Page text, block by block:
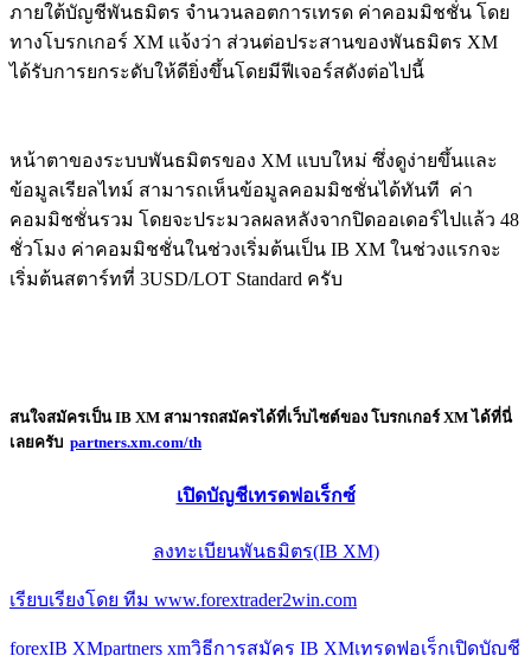
ภายใต้บัญชีพันธมิตร จำนวนลอตการเทรด ค่าคอมมิชชั่น โดย
ทางโบรกเกอร์ XM แจ้งว่า ส่วนต่อประสานของพันธมิตร XM
ได้รับการยกระดับให้ดียิ่งขึ้นโดยมีฟีเจอร์สดังต่อไปนี้
หน้าตาของระบบพันธมิตรของ XM แบบใหม่ ซึ่งดูง่ายขึ้นและ
ข้อมูลเรียลไทม์ สามารถเห็นข้อมูลคอมมิชชั่นได้ทันที ค่า
คอมมิชชั่นรวม โดยจะประมวลผลหลังจากปิดออเดอร์ไปแล้ว 48
ชั่วโมง ค่าคอมมิชชั่นในช่วงเริ่มต้นเป็น IB XM ในช่วงแรกจะ
เริ่มต้นสตาร์ทที่ 3USD/LOT Standard ครับ
สนใจสมัครเป็นIB XM สามารถสมัครได้ที่เว็บไซต์ของ โบรกเกอร์ XM ได้ที่นี่
เลยครับ partners.xm.com/th
เปิดบัญชีเทรดฟอเร็กซ์
ลงทะเบียนพันธมิตร(IB XM)
เรียบเรียงโดย ทีม www.forextrader2win.com
forexIB XMpartners xmวิธีการสมัคร IB XMเทรดฟอเร็กเปิดบัญชี